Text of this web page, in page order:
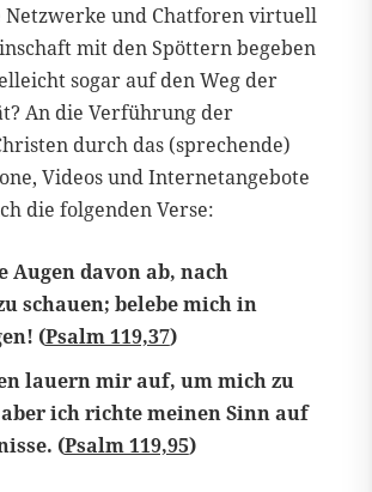
Netzwerke und Chatforen virtuell
mit den Spöttern begeben
sogar auf den Weg der
An die Verführung der
durch das (sprechende)
Videos und Internetangebote
die folgenden Verse:
Augen davon ab, nach
schauen; belebe mich in
(Psalm 119,37)
lauern mir auf, um mich zu
ich richte meinen Sinn auf
(Psalm 119,95)